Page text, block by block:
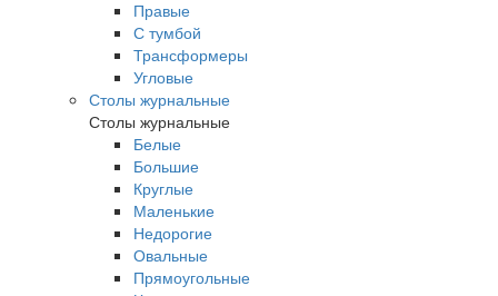
Правые
С тумбой
Трансформеры
Угловые
Столы журнальные
Столы журнальные
Белые
Большие
Круглые
Маленькие
Недорогие
Овальные
Прямоугольные